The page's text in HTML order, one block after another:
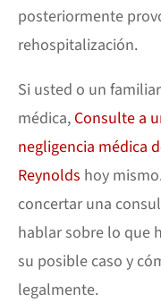
posteriormente
rehospitalización.
Si usted o un
médica, Consulte a
negligencia médica
Reynolds hoy
concertar una
hablar sobre lo que
su posible caso y
legalmente.